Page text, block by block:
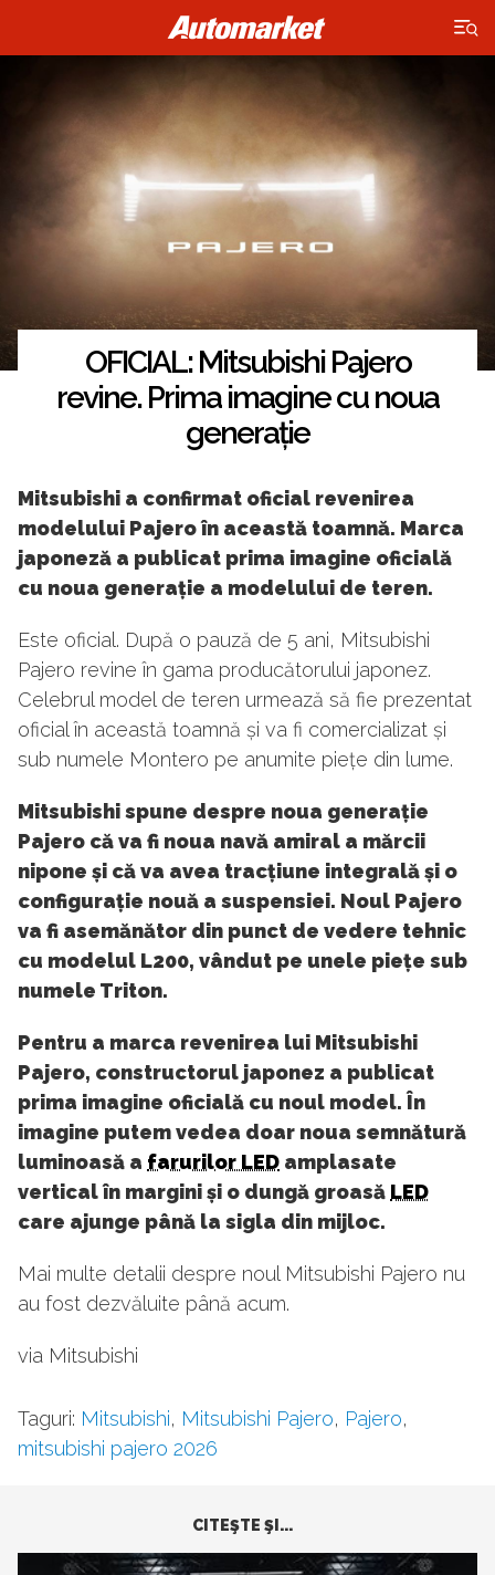
×
OFICIAL: Mitsubishi Pajero
revine. Prima imagine cu noua
generație
Mitsubishi a confirmat oficial revenirea
modelului Pajero în această toamnă. Marca
japoneză a publicat prima imagine oficială
cu noua generație a modelului de teren.
Este oficial. După o pauză de 5 ani, Mitsubishi
Pajero revine în gama producătorului japonez.
Celebrul model de teren urmează să fie prezentat
oficial în această toamnă și va fi comercializat și
sub numele Montero pe anumite piețe din lume.
Mitsubishi spune despre noua generație
Pajero că va fi noua navă amiral a mărcii
nipone și că va avea tracțiune integrală și o
configurație nouă a suspensiei. Noul Pajero
va fi asemănător din punct de vedere tehnic
cu modelul L200, vândut pe unele piețe sub
numele Triton.
Pentru a marca revenirea lui Mitsubishi
Pajero, constructorul japonez a publicat
prima imagine oficială cu noul model. În
imagine putem vedea doar noua semnătură
luminoasă a farurilor LED amplasate
vertical în margini și o dungă groasă LED
care ajunge până la sigla din mijloc.
Mai multe detalii despre noul Mitsubishi Pajero nu
au fost dezvăluite până acum.
via Mitsubishi
Taguri: Mitsubishi, Mitsubishi Pajero, Pajero,
mitsubishi pajero 2026
CITEŞTE ŞI...